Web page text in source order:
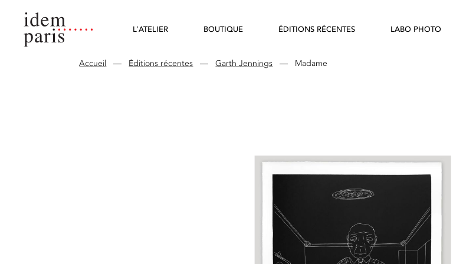
L’ATELIER BOUTIQUE ÉDITIONS RÉCENTES LABO PHOTO
Accueil — Éditions récentes —Garth Jennings — Madame